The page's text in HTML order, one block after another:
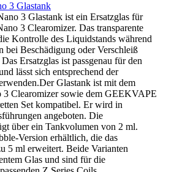
3 Glastank
3 Glastank ist ein Ersatzglas für
3 Clearomizer. Das transparente
Kontrolle des Liquidstands während
bei Beschädigung oder Verschleiß
Ersatzglas ist passgenau für den
lässt sich entsprechend der
Glastank ist mit dem
Clearomizer sowie dem GEEKVAPE
Set kompatibel. Er wird in
angeboten. Die
über ein Tankvolumen von 2 ml.
Version erhältlich, die das
5 ml erweitert. Beide Varianten
Glas und sind für die